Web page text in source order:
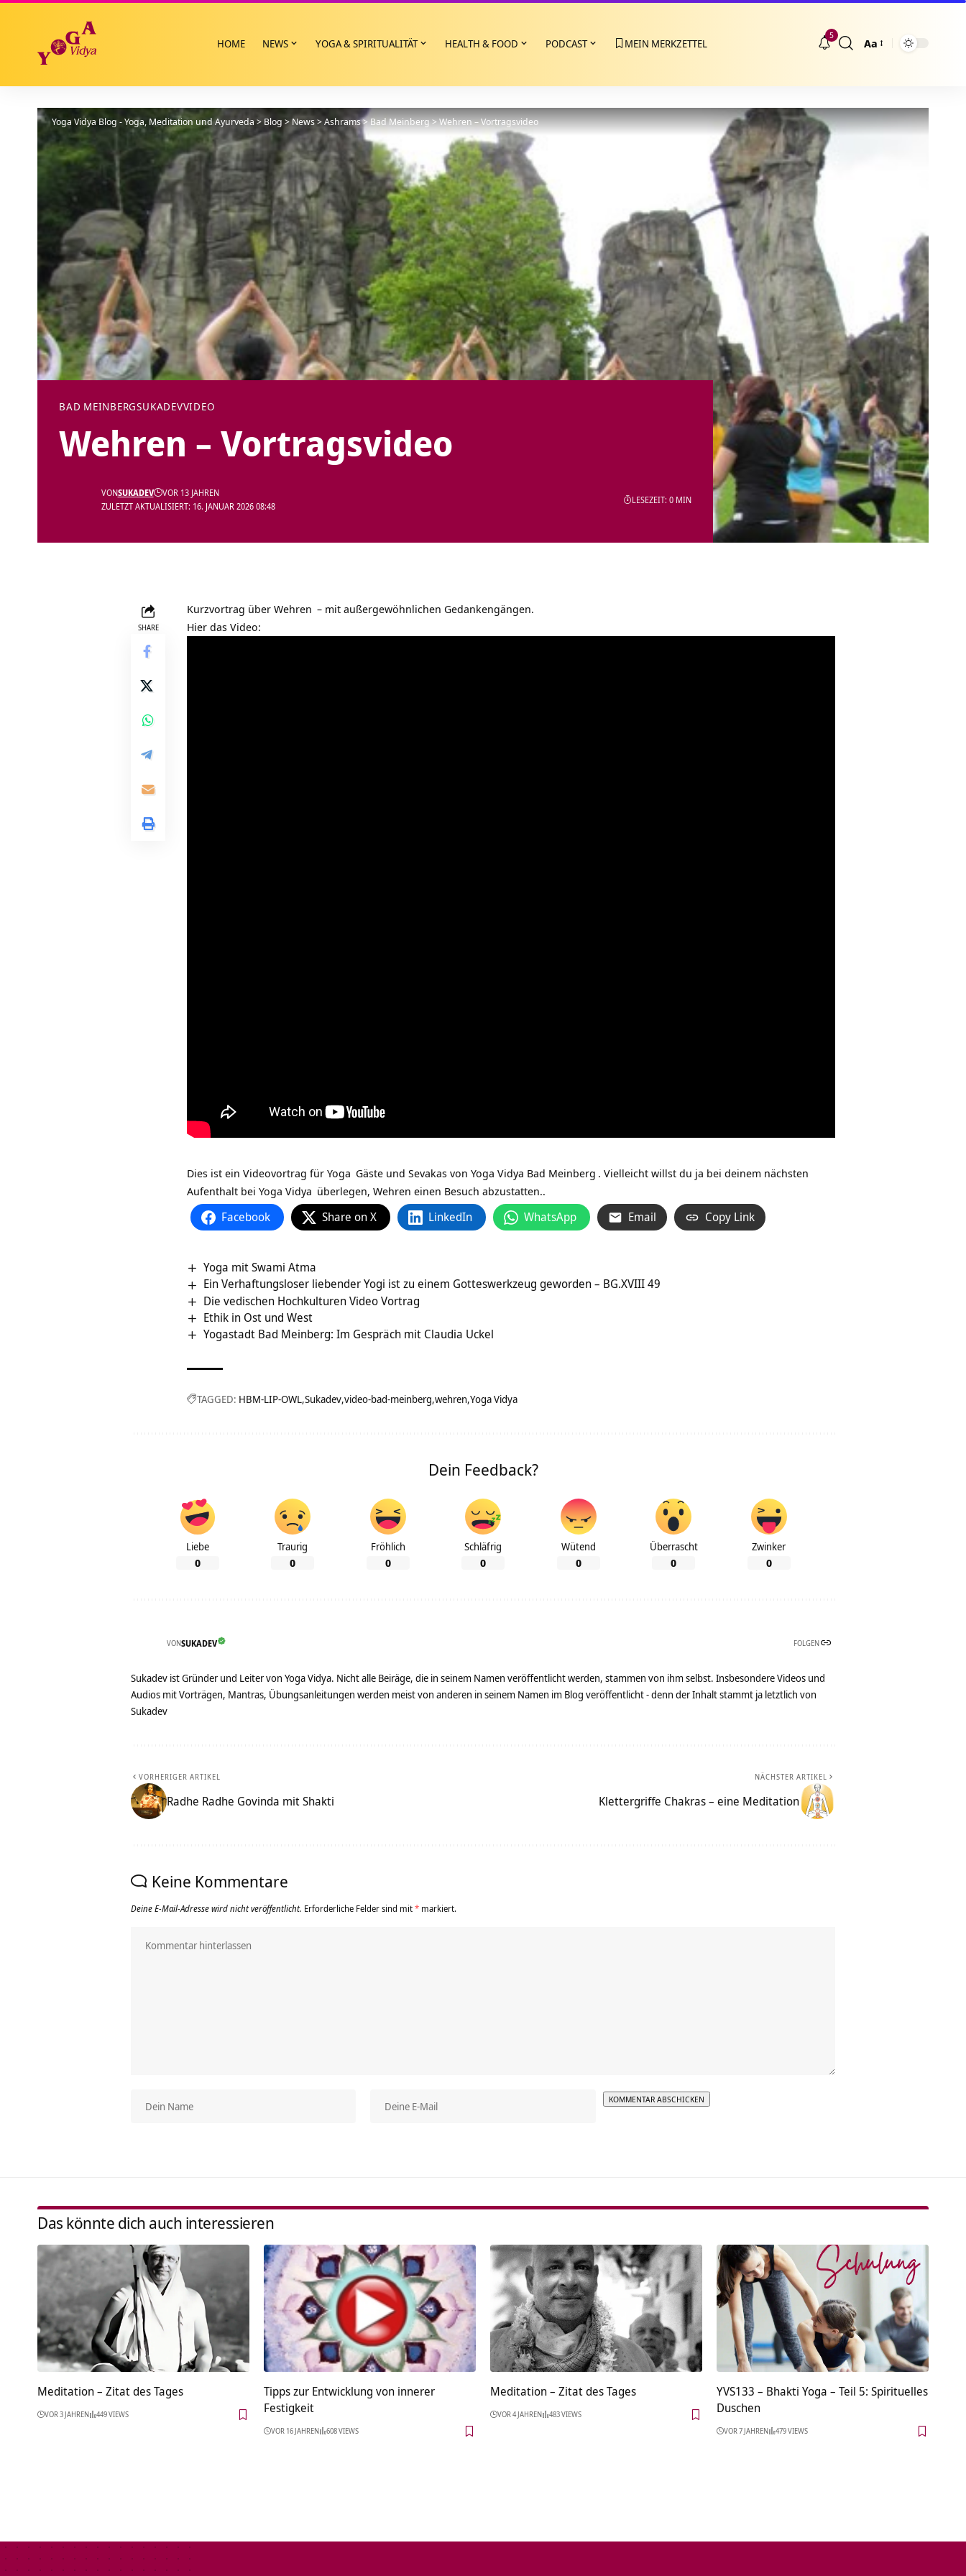
HOME NEWS YOGA & SPIRITUALITÄT HEALTH & FOOD PODCAST MEIN MERKZETTEL
5
Größenänderung
Aa
Yoga Vidya Blog - Yoga, Meditation und Ayurveda > Blog >News>Ashrams>Bad Meinberg> Wehren‏‎ – Vortragsvideo
BAD MEINBERGSUKADEVVIDEO
Wehren‏‎ – Vortragsvideo
ZULETZT AKTUALISIERT: 16. JANUAR 2026 08:48
VONSUKADEV VOR 13 JAHREN
LESEZEIT: 0 MIN
SHARE
Kurzvortrag über
– mit außergewöhnlichen Gedankengängen.
Hier das Video:
Dies ist ein Videovortrag für Yoga Gäste und Sevakas von Yoga Vidya Bad Meinberg . Vielleicht willst du ja bei deinem nächsten
Aufenthalt bei Yoga Vidya überlegen, Wehren‏‎ einen Besuch abzustatten..
Facebook Share on X LinkedIn WhatsApp Email Copy Link
Yoga mit Swami Atma
Ein Verhaftungsloser liebender Yogi ist zu einem Gotteswerkzeug geworden – BG.XVIII 49
Die vedischen Hochkulturen Video Vortrag
Ethik in Ost und West
Yogastadt Bad Meinberg: Im Gespräch mit Claudia Uckel
TAGGED: HBM-LIP-OWL Sukadev video-bad-meinberg wehren Yoga Vidya
Dein Feedback?
Liebe
0
Traurig
0
Fröhlich
0
Schläfrig
0
Wütend
0
Überrascht
0
Zwinker
0
VONSUKADEV FOLGEN
Sukadev ist Gründer und Leiter von Yoga Vidya. Nicht alle Beiräge, die in seinem Namen veröffentlicht werden, stammen von ihm selbst. Insbesondere Videos und
Audios mit Vorträgen, Mantras, Übungsanleitungen werden meist von anderen in seinem Namen im Blog veröffentlicht - denn der Inhalt stammt ja letztlich von
Sukadev
VORHERIGER ARTIKEL
Radhe Radhe Govinda mit Shakti
NÄCHSTER ARTIKEL
Klettergriffe Chakras – eine Meditation
Keine Kommentare
Deine E-Mail-Adresse wird nicht veröffentlicht. Erforderliche Felder sind mit* markiert.
Das könnte dich auch interessieren
Meditation – Zitat des Tages
VOR 3 JAHREN 449 VIEWS
Tipps zur Entwicklung von innerer
Festigkeit
VOR 16 JAHREN 608 VIEWS
Meditation – Zitat des Tages
VOR 4 JAHREN 483 VIEWS
YVS133 – Bhakti Yoga – Teil 5: Spirituelles
Duschen
VOR 7 JAHREN 479 VIEWS